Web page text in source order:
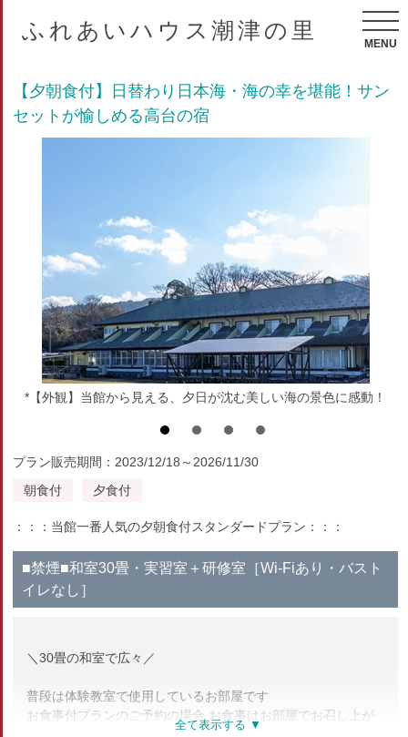
ふれあいハウス潮津の里
MENU
【夕朝食付】日替わり日本海・海の幸を堪能！サン
セットが愉しめる高台の宿
*【外観】当館から見える、夕日が沈む美しい海の景色に感動！
プラン販売期間：2023/12/18～2026/11/30
朝食付
夕食付
：：：当館一番人気の夕朝食付スタンダードプラン：：：
■禁煙■和室30畳・実習室＋研修室［Wi-Fiあり・バスト
イレなし］
＼30畳の和室で広々／
普段は体験教室で使用しているお部屋です
お食事付プランのご予約の場合 お食事はお部屋でお召し上が